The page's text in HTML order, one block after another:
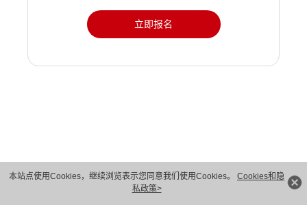
本站点使用Cookies，继续浏览表示您同意我们使用Cookies。 Cookies和隐
私政策>
立即报名
版权所有 © 华为技术有限公司 1998-2026。 保留一切权利。粤A2-20044005号
隐私保护
法律声明